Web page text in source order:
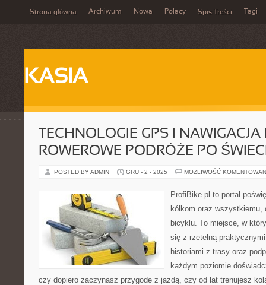
Strona główna Archiwum Nowa Polacy Spis Treści Tagi
KASIA
TECHNOLOGIE GPS I
ROWEROWE PODRÓŻE PO
POSTED BY ADMIN GRU - 2 - 2025 MOŻLIWOŚĆ
ProfiBike.pl to portal
kółkom oraz
bicyklu. To miejsce, w
się z rzetelną
historiami z trasy oraz
każdym poziomie
czy dopiero zaczynasz przygodę z jazdą, czy od lat trenujesz